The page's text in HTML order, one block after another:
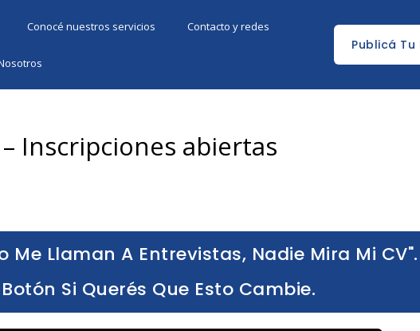
Conocé nuestros servicios Contacto y redes
Publicá Tu
– Inscripciones abiertas
Me Llaman A Entrevistas, Nadie Mira Mi CV".
Si Querés Que Esto Cambie.